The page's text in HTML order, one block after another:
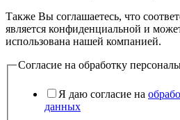
Также Вы соглашаетесь, что
является конфиденциальной и
использована нашей компанией.
Согласие на обработку
Я даю согласие на
данных